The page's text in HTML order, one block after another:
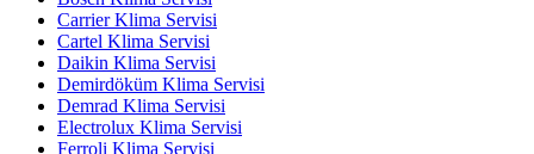
Carrier Klima Servisi
Cartel Klima Servisi
Daikin Klima Servisi
Demirdöküm Klima Servisi
Demrad Klima Servisi
Electrolux Klima Servisi
Ferroli Klima Servisi